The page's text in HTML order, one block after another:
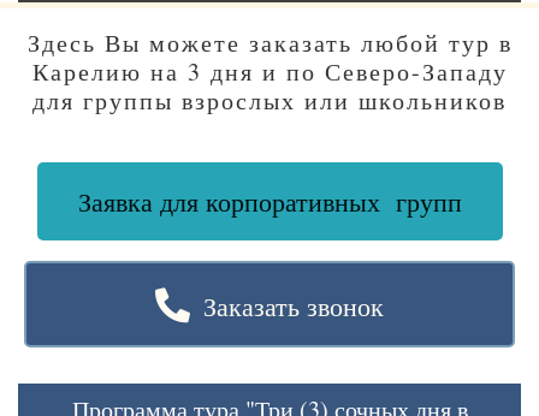
Здесь Вы можете заказать любой тур в
Карелию на 3 дня и по Северо-Западу
для группы взрослых или школьников
Заявка для корпоративных групп
Заказать звонок